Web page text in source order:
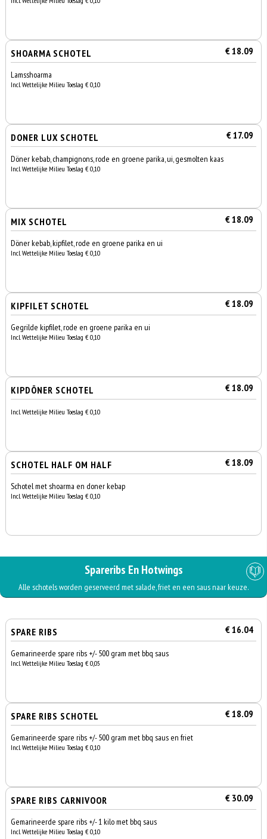
SHOARMA SCHOTEL € 18.09
Lamsshoarma
Incl. Wettelijke Milieu Toeslag € 0,10
DONER LUX SCHOTEL € 17.09
Döner kebab, champignons, rode en groene parika, ui, gesmolten kaas
Incl. Wettelijke Milieu Toeslag € 0,10
MIX SCHOTEL € 18.09
Döner kebab, kipfilet, rode en groene parika en ui
Incl. Wettelijke Milieu Toeslag € 0,10
KIPFILET SCHOTEL € 18.09
Gegrilde kipfilet, rode en groene parika en ui
Incl. Wettelijke Milieu Toeslag € 0,10
KIPDÖNER SCHOTEL € 18.09
Incl. Wettelijke Milieu Toeslag € 0,10
SCHOTEL HALF OM HALF € 18.09
Schotel met shoarma en doner kebap
Incl. Wettelijke Milieu Toeslag € 0,10
Spareribs En Hotwings
Alle schotels worden geserveerd met salade, friet en een saus naar keuze.
SPARE RIBS € 16.04
Gemarineerde spare ribs +/- 500 gram met bbq saus
Incl. Wettelijke Milieu Toeslag € 0,05
SPARE RIBS SCHOTEL € 18.09
Gemarineerde spare ribs +/- 500 gram met bbq saus en friet
Incl. Wettelijke Milieu Toeslag € 0,10
SPARE RIBS CARNIVOOR € 30.09
Gemarineerde spare ribs +/- 1 kilo met bbq saus
Incl. Wettelijke Milieu Toeslag € 0,10